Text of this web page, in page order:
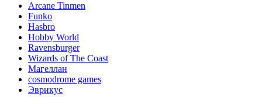
Arcane Tinmen
Funko
Hasbro
Hobby World
Ravensburger
Wizards of The Coast
Магеллан
сosmodrome games
Эврикус